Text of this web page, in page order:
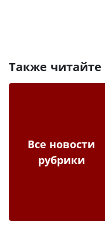
Также читайте
Все новости
рубрики